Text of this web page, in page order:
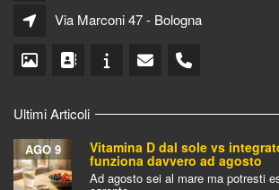
Via Marconi 47 - Bologna
Ultimi Articoli
Vitamina D dal sole vs
funziona davvero ad agosto
AGO 9
Ad agosto sei al mare ma potresti